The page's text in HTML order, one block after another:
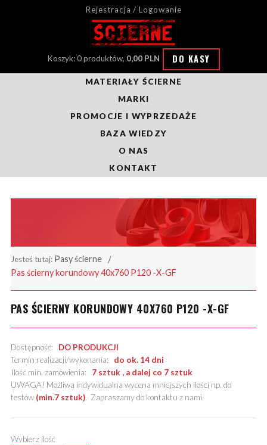
Rejestracja / Logowanie
Koszyk: 0 produktów, 0,00 PLN DO KASY
MATERIAŁY ŚCIERNE
MARKI
PROMOCJE I WYPRZEDAŻE
BAZA WIEDZY
O NAS
KONTAKT
Jesteś tutaj: Pasy ścierne
Pas ścierny korundowy 40x760 P120 -X-GF
PAS ŚCIERNY KORUNDOWY 40X760 P120 -X-GF
Dostępność: DO PRODUKCJI
Termin realizacji/wykonania: do ok. 14 dni
Ilość min. zamówienia: 7 sztuk , a dalej co 7 sztuk
UWAGA! Możliwa indywidualna wycena mniejszych ilości np. do
testów (min.7 sztuk). Zapraszamy do kontaktu z nami.
Wybierz ilość